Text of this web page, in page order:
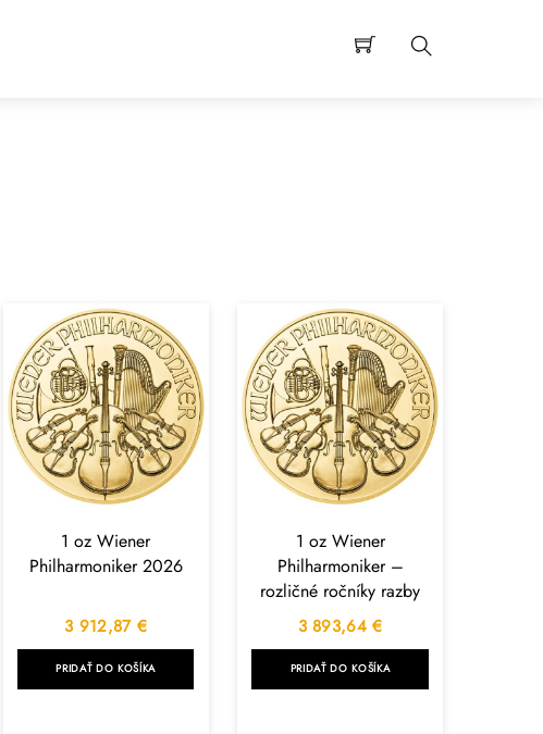
1 oz Wiener
Philharmoniker 2026
3 912,87 €
PRIDAŤ DO KOŠÍKA
1 oz Wiener
Philharmoniker –
rozličné ročníky razby
3 893,64€
PRIDAŤ DO KOŠÍKA